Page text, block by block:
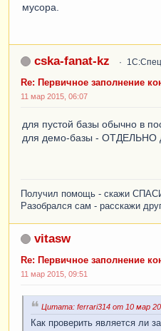
мусора.
cska-fanat-kz
Re: Первичное заполнение
11 мар 2015, 06:07
для пустой базы обычно в
для демо-базы - ОТДЕЛЬНО
Получил помощь - скажи
Разобрался сам - расскажи
vitasw
Re: Первичное заполнение
11 мар 2015, 09:51
Цитата: ferrari314 от 10 мар
Как проверить является ли